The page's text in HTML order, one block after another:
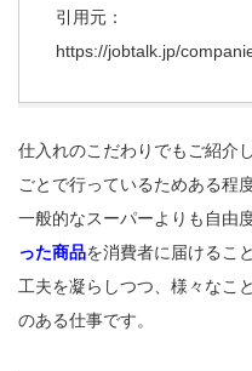
引用元：
https://jobtalk.jp/
仕入れのこだわりでもご紹介
ごとで行っているためある程
一般的なスーパーよりも自由
った商品を消費者に届けるこ
工夫を凝らしつつ、様々なこ
のある仕事です。